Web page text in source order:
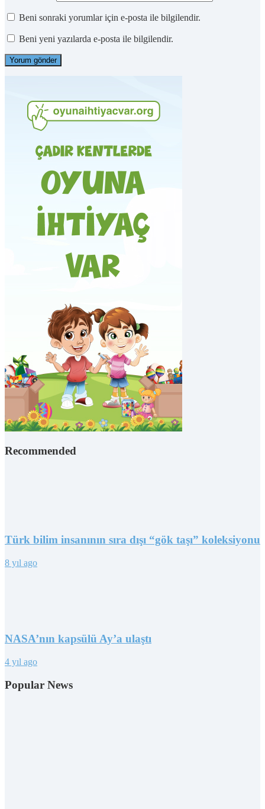
Beni sonraki yorumlar için e-posta ile bilgilendir.
Beni yeni yazılarda e-posta ile bilgilendir.
Recommended
Türk bilim insanının sıra dışı “gök taşı” koleksiyonu
8 yıl ago
NASA’nın kapsülü Ay’a ulaştı
4 yıl ago
Popular News